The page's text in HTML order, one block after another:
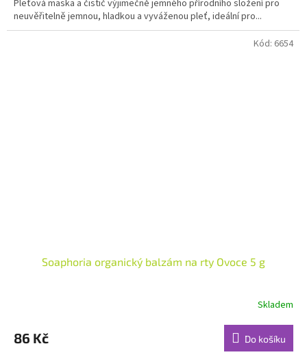
z
5
hvězdiček.
Pleťová maska a čistič výjimečně jemného přírodního složení pro
neuvěřitelně jemnou, hladkou a vyváženou pleť, ideální pro...
Soaphoria organický balzám na rty Ovoce 5 g
produktu
je
Skladem
86 Kč Do košíku
Kód: 6654